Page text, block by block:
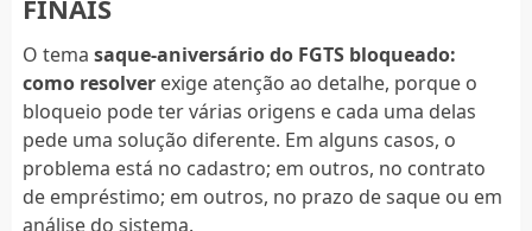
FINAIS
O tema saque-aniversário do FGTS bloqueado:
como resolverexige atenção ao detalhe, porque o
bloqueio pode ter várias origens e cada uma delas
pede uma solução diferente. Em alguns casos, o
problema está no cadastro; em outros, no contrato
de empréstimo; em outros, no prazo de saque ou em
análise do sistema.